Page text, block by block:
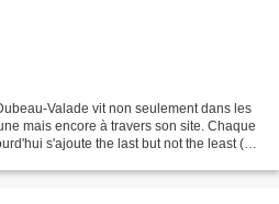
Valade vit non seulement dans les
mais encore à travers son site. Chaque
s'ajoute the last but not the least (en